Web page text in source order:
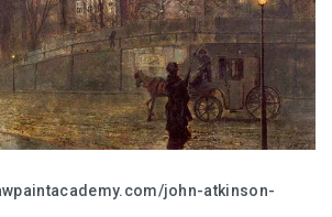
john-atkinson-